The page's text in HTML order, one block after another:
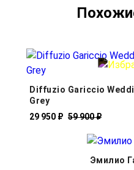
Diffuzio Gariccio
Grey
29 950 ₽ 59 900 ₽
Эмилио